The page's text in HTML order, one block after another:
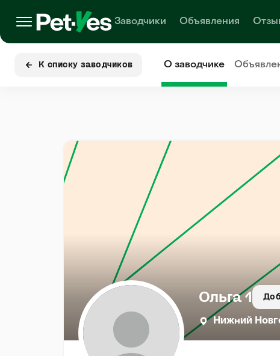
Заводчики Объявления
К списку заводчиков О заводчике
Ольга 1
Нижний